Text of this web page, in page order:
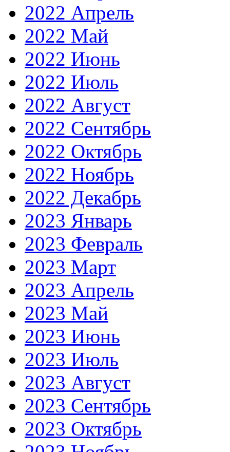
2022 Апрель
2022 Май
2022 Июнь
2022 Июль
2022 Август
2022 Сентябрь
2022 Октябрь
2022 Ноябрь
2022 Декабрь
2023 Январь
2023 Февраль
2023 Март
2023 Апрель
2023 Май
2023 Июнь
2023 Июль
2023 Август
2023 Сентябрь
2023 Октябрь